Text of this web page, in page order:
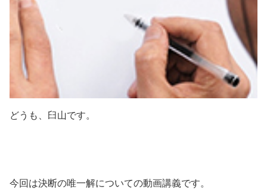
どうも、臼山です。
今回は決断の唯一解についての動画講義です。